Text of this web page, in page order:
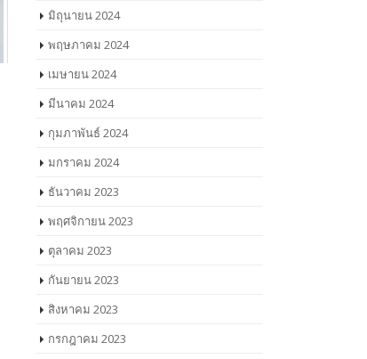
มิถุนายน 2024
พฤษภาคม 2024
เมษายน 2024
มีนาคม 2024
กุมภาพันธ์ 2024
มกราคม 2024
ธันวาคม 2023
พฤศจิกายน 2023
ตุลาคม 2023
กันยายน 2023
สิงหาคม 2023
กรกฎาคม 2023